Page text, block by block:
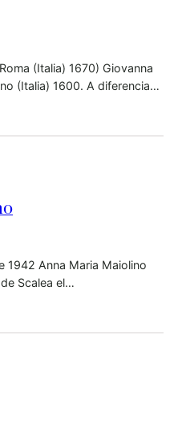
(Italia) 1670) Giovanna
(Italia) 1600. A diferencia…
1942 Anna Maria Maiolino
Scalea el…